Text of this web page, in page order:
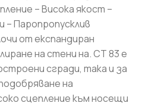
– Висока якост –
Паропропусклив
от експандиран
на стени на. CT 83 е
сгради, така и за
на
сцепление към носещи